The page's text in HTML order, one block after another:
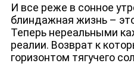
И все реже в сонное
блиндажная жизнь –
Теперь нереальными
реалии. Возврат к
горизонтом тягучего